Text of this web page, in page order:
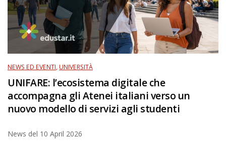
NEWS ED EVENTI,UNIVERSITÀ
UNIFARE: l’ecosistema digitale che
accompagna gli Atenei italiani verso un
nuovo modello di servizi agli studenti
News del 10 April 2026